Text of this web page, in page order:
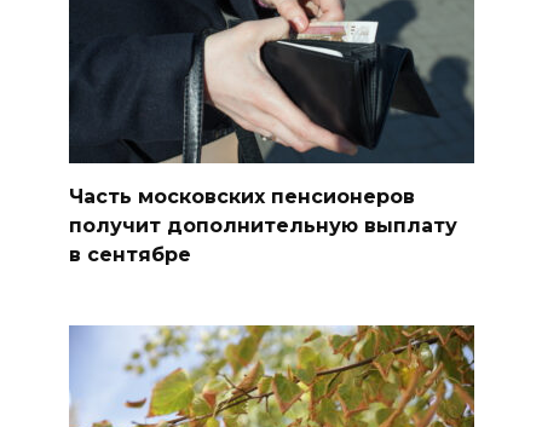
Часть московских пенсионеров
получит дополнительную выплату
в сентябре